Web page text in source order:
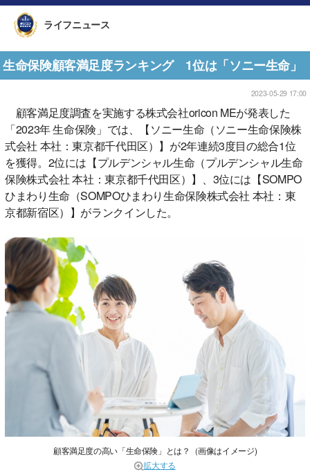
ライフニュース
生命保険顧客満足度ランキング 1位は「ソニー生命」
2023-05-29 17:00
顧客満足度調査を実施する株式会社oricon MEが発表した
「2023年 生命保険」では、【ソニー生命（ソニー生命保険株
式会社 本社：東京都千代田区）】が2年連続3度目の総合1位
を獲得。2位には【プルデンシャル生命（プルデンシャル生命
保険株式会社 本社：東京都千代田区）】、3位には【SOMPO
ひまわり生命（SOMPOひまわり生命保険株式会社 本社：東
京都新宿区）】がランクインした。
顧客満足度の高い「生命保険」とは？（画像はイメージ)
拡大する